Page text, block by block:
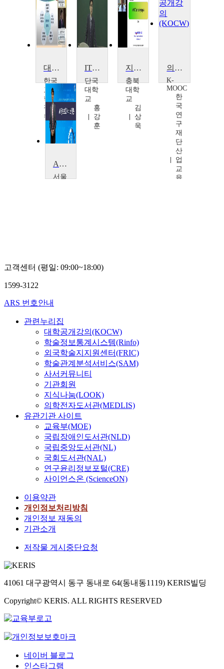
대학정보화 클라우드 캠퍼스 환경 도입방안
한국
교육
학술
정보
원
김
명
주
IT정보보호법
단국
대학
교
홍
강
훈
지식경영
충북
대학
교
김
상
욱
의료정보: 표준/보안/인증
K-
MOOC
한
국
연
구
재
단
산
업
교
육
AI 정보보호 서비스 챗봇
서울
고객센터 (평일: 09:00~18:00)
1599-3122
ARS 번호안내
관련누리집
대학공개강의(KOCW)
학술정보통계시스템(Rinfo)
외국학술지지원센터(FRIC)
학술관계분석서비스(SAM)
사서커뮤니티
기관회원
지식나눔(LOOK)
의학전자도서관(MEDLIS)
유관기관 사이트
교육부(MOE)
국립장애인도서관(NLD)
국립중앙도서관(NL)
국회도서관(NAL)
연구윤리정보포털(CRE)
사이언스온 (ScienceON)
이용약관
개인정보처리방침
개인정보 재동의
기관소개
저작물 게시중단요청
41061 대구광역시 동구 동내로 64(동내동1119) KERIS빌딩
Copyright© KERIS. ALL RIGHTS RESERVED
네이버 블로그
인스타그램